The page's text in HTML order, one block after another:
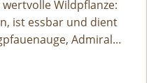
Wildpflanze:
ist essbar und dient
Admiral
lässt, fördert die